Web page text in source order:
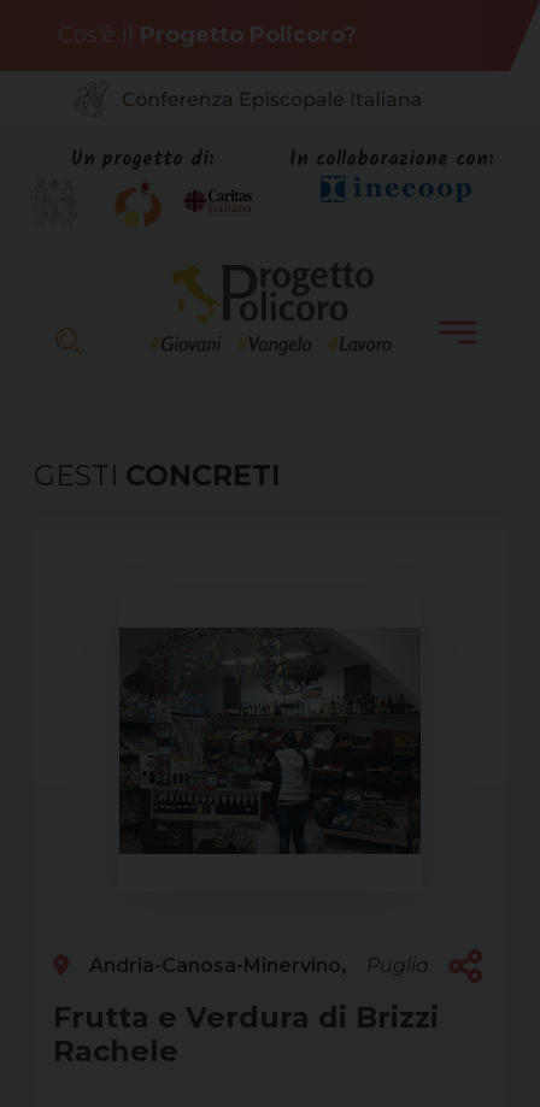
content
Cos'è il Progetto Policoro?
Un progetto di: In collaborazione con:
GESTI CONCRETI
Andria-Canosa-Minervino Puglia
Frutta e Verdura di Brizzi
Rachele